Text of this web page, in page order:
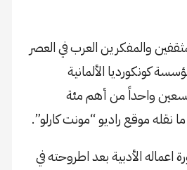
والمفكرين العرب في العصر
كونكورديا الألمانية
واحداً من أهم مئة
موقع راديو “مونت كارلو”.
اعماله الأدبية بعد اطروحته في